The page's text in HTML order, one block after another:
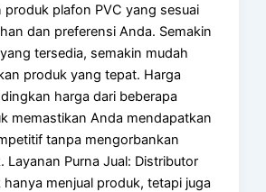
produk plafon PVC yang sesuai
dan preferensi Anda. Semakin
tersedia, semakin mudah
produk yang tepat. Harga
harga dari beberapa
memastikan Anda mendapatkan
tanpa mengorbankan
Layanan Purna Jual: Distributor
menjual produk, tetapi juga